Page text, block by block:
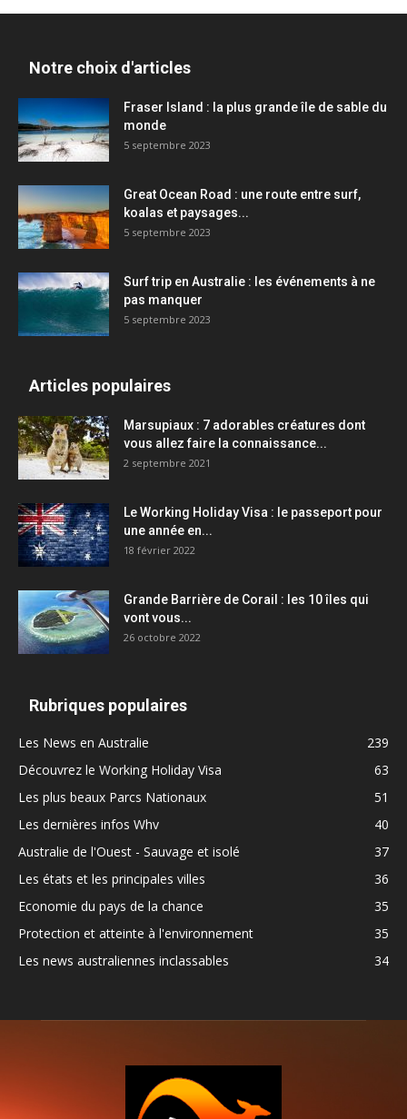
Notre choix d'articles
Fraser Island : la plus grande île de sable du
monde
5 septembre 2023
Great Ocean Road : une route entre surf,
koalas et paysages...
5 septembre 2023
Surf trip en Australie : les événements à ne
pas manquer
5 septembre 2023
Articles populaires
Marsupiaux : 7 adorables créatures dont
vous allez faire la connaissance...
2 septembre 2021
Le Working Holiday Visa : le passeport pour
une année en...
18 février 2022
Grande Barrière de Corail : les 10 îles qui
vont vous...
26 octobre 2022
Rubriques populaires
Les News en Australie
239
Découvrez le Working Holiday Visa
63
Les plus beaux Parcs Nationaux
51
Les dernières infos Whv
40
Australie de l'Ouest - Sauvage et isolé
37
Les états et les principales villes
36
Economie du pays de la chance
35
Protection et atteinte à l'environnement
35
Les news australiennes inclassables
34